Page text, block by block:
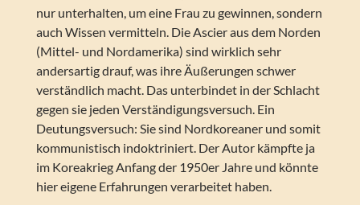
nur unterhalten, um eine Frau zu gewinnen, sondern
auch Wissen vermitteln. Die Ascier aus dem Norden
(Mittel- und Nordamerika) sind wirklich sehr
andersartig drauf, was ihre Äußerungen schwer
verständlich macht. Das unterbindet in der Schlacht
gegen sie jeden Verständigungsversuch. Ein
Deutungsversuch: Sie sind Nordkoreaner und somit
kommunistisch indoktriniert. Der Autor kämpfte ja
im Koreakrieg Anfang der 1950er Jahre und könnte
hier eigene Erfahrungen verarbeitet haben.